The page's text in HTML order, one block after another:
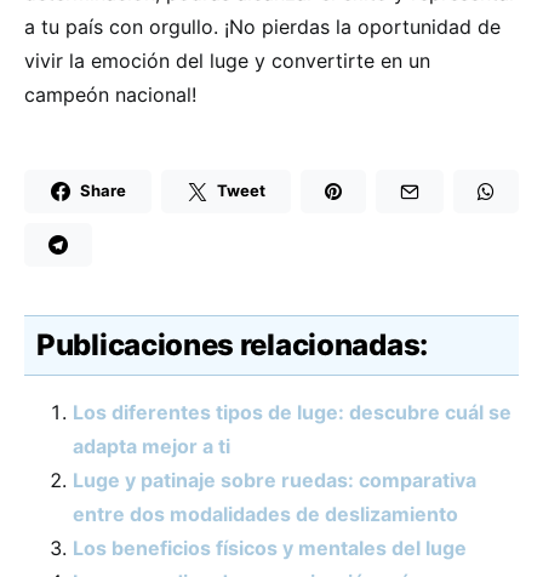
a tu país con orgullo. ¡No pierdas la oportunidad de
vivir la emoción del luge y convertirte en un
campeón nacional!
Share Tweet
Publicaciones relacionadas:
Los diferentes tipos de luge: descubre cuál se
adapta mejor a ti
Luge y patinaje sobre ruedas: comparativa
entre dos modalidades de deslizamiento
Los beneficios físicos y mentales del luge